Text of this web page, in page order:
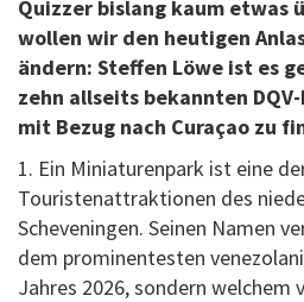
Quizzer bislang kaum etwas
wollen wir den heutigen
ändern: Steffen Löwe ist es
zehn allseits bekannten
mit Bezug nach Curaçao zu
1. Ein Miniaturenpark ist eine
Touristenattraktionen des
Scheveningen. Seinen Namen
dem prominentesten
Jahres 2026, sondern welchem